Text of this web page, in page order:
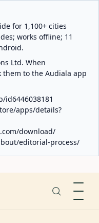
for 1,100+ cities
works offline; 11
Ltd. When
to the Audiala app
id6446038181
apps/details?
download/
editorial-process/